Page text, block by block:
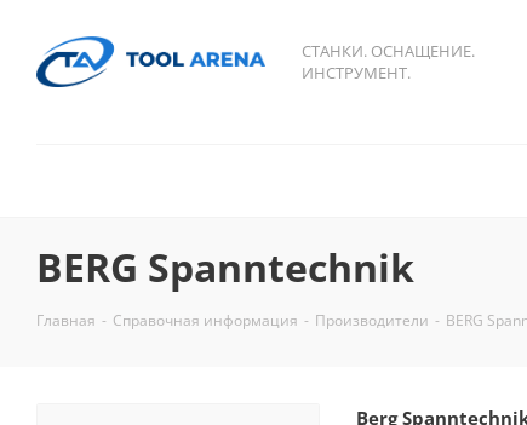
СТАНКИ. ОСНАЩЕНИЕ.
ИНСТРУМЕНТ.
BERG Spanntechnik
Главная - Справочная информация - Производители - BERG
Berg